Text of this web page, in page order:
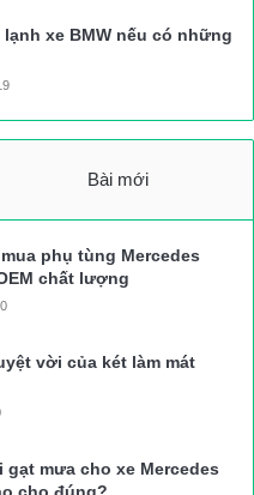
xe BMW nếu có những
Bài mới
phụ tùng Mercedes
chất lượng
vời của két làm mát
mưa cho xe Mercedes
cho đúng?